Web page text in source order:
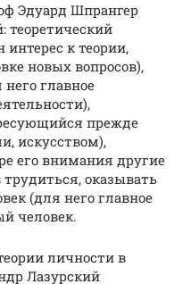
Эдуард Шпрангер
интерес к теории,
новых вопросов),
главное
прежде
искусством),
его внимания другие
оказывать
(для него главное
человек.
личности в
Лазурский